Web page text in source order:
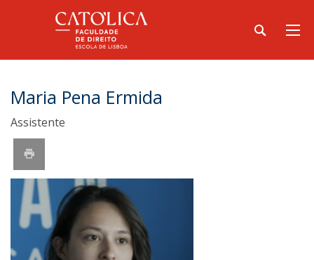
Maria Pena Ermida
Assistente